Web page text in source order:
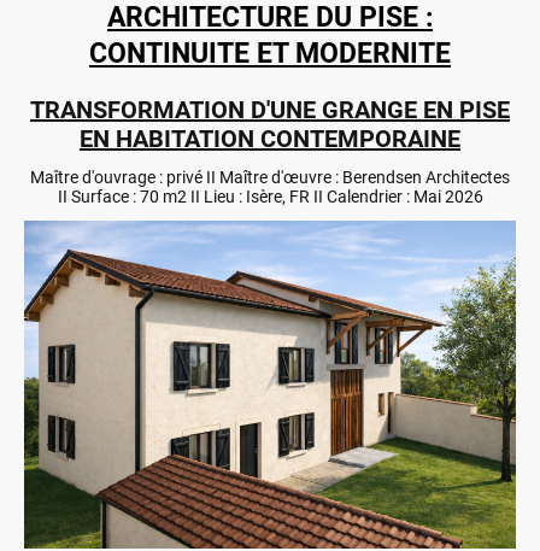
ARCHITECTURE DU PISE :
CONTINUITE ET MODERNITE
TRANSFORMATION D'UNE GRANGE EN PISE
EN HABITATION CONTEMPORAINE
Maître d'ouvrage : privé II Maître d'œuvre : Berendsen Architectes
II Surface : 70 m2 II Lieu : Isère, FR II Calendrier : Mai 2026